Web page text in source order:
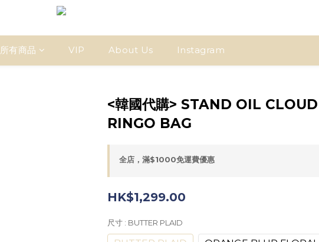
所有商品 VIP About Us Instagram
<韓國代購> STAND OIL CLOUD
RINGO BAG
全店，滿$1000免運費優惠
HK$1,299.00
尺寸 : BUTTER PLAID